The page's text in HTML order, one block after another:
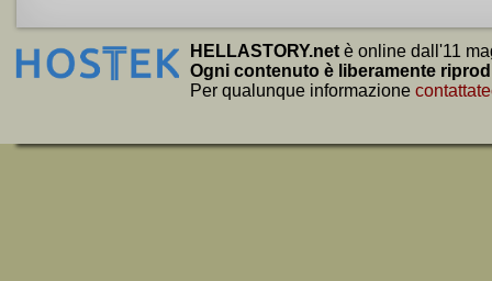
HELLASTORY.net è online dall'11
Ogni contenuto è liberamente
Per qualunque informazione